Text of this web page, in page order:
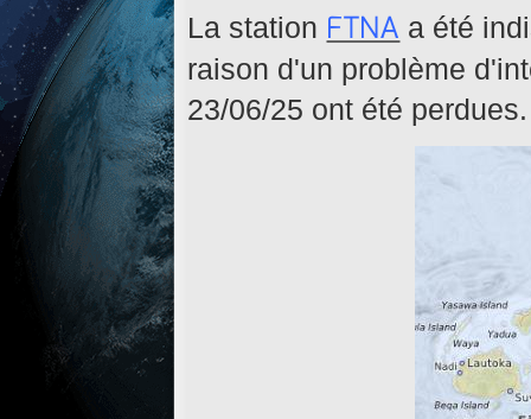
La station FTNA a été
raison d'un problème
23/06/25 ont été perdues.